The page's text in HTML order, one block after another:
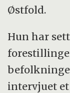
Østfold.
Hun har
intervjuet